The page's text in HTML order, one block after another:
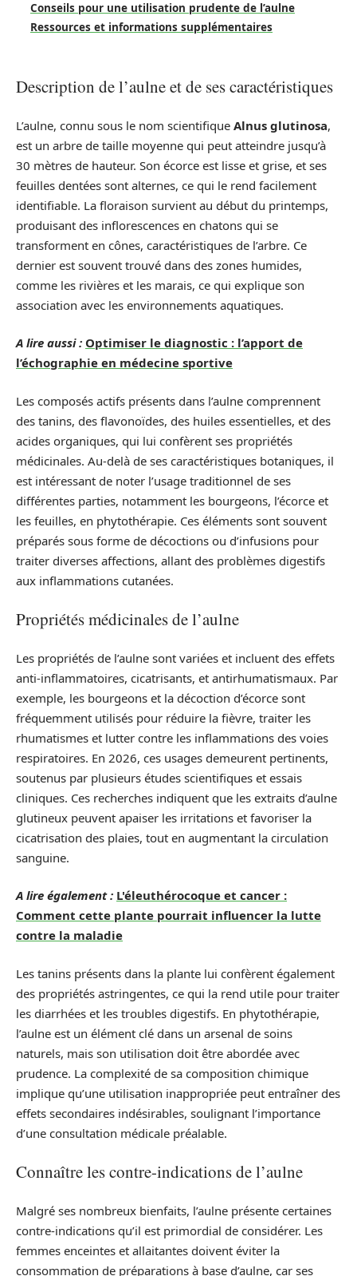
Conseils pour une utilisation prudente de l’aulne
Ressources et informations supplémentaires
Description de l’aulne et de ses caractéristiques
L’aulne, connu sous le nom scientifique Alnus glutinosa,
est un arbre de taille moyenne qui peut atteindre jusqu’à
30 mètres de hauteur. Son écorce est lisse et grise, et ses
feuilles dentées sont alternes, ce qui le rend facilement
identifiable. La floraison survient au début du printemps,
produisant des inflorescences en chatons qui se
transforment en cônes, caractéristiques de l’arbre. Ce
dernier est souvent trouvé dans des zones humides,
comme les rivières et les marais, ce qui explique son
association avec les environnements aquatiques.
A lire aussi : Optimiser le diagnostic : l’apport de
l’échographie en médecine sportive
Les composés actifs présents dans l’aulne comprennent
des tanins, des flavonoïdes, des huiles essentielles, et des
acides organiques, qui lui confèrent ses propriétés
médicinales. Au-delà de ses caractéristiques botaniques, il
est intéressant de noter l’usage traditionnel de ses
différentes parties, notamment les bourgeons, l’écorce et
les feuilles, en phytothérapie. Ces éléments sont souvent
préparés sous forme de décoctions ou d’infusions pour
traiter diverses affections, allant des problèmes digestifs
aux inflammations cutanées.
Propriétés médicinales de l’aulne
Les propriétés de l’aulne sont variées et incluent des effets
anti-inflammatoires, cicatrisants, et antirhumatismaux. Par
exemple, les bourgeons et la décoction d’écorce sont
fréquemment utilisés pour réduire la fièvre, traiter les
rhumatismes et lutter contre les inflammations des voies
respiratoires. En 2026, ces usages demeurent pertinents,
soutenus par plusieurs études scientifiques et essais
cliniques. Ces recherches indiquent que les extraits d’aulne
glutineux peuvent apaiser les irritations et favoriser la
cicatrisation des plaies, tout en augmentant la circulation
sanguine.
A lire également : L'éleuthérocoque et cancer :
Comment cette plante pourrait influencer la lutte
contre la maladie
Les tanins présents dans la plante lui confèrent également
des propriétés astringentes, ce qui la rend utile pour traiter
les diarrhées et les troubles digestifs. En phytothérapie,
l’aulne est un élément clé dans un arsenal de soins
naturels, mais son utilisation doit être abordée avec
prudence. La complexité de sa composition chimique
implique qu’une utilisation inappropriée peut entraîner des
effets secondaires indésirables, soulignant l’importance
d’une consultation médicale préalable.
Connaître les contre-indications de l’aulne
Malgré ses nombreux bienfaits, l’aulne présente certaines
contre-indications qu’il est primordial de considérer. Les
femmes enceintes et allaitantes doivent éviter la
consommation de préparations à base d’aulne, car ses